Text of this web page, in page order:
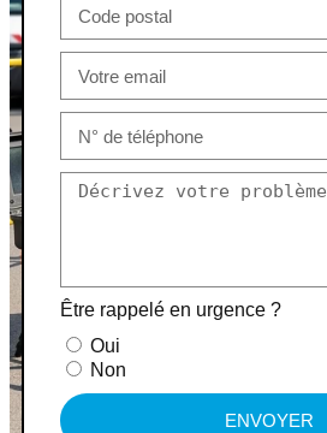
Être rappelé en urgence ?
Oui
Non
ENVOYER